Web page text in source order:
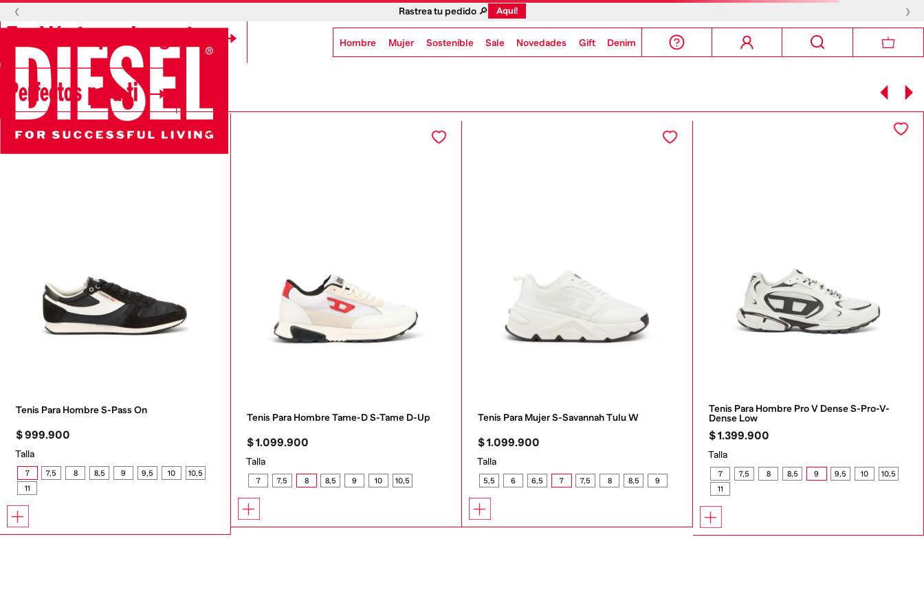
‹ Rastrea tu pedido 🔎 Aquí! ›
Hombre Mujer Sostenible Sale Novedades Gift Denim
Perfectos para ti
Tenis Para Hombre S-Pass On
$999.900
Talla
7 7,5 8 8,5 9 9,5 10
10,5
11
Tenis Para Hombre Tame-D S-Tame D-Up
$1.099.900
Talla
7 7,5 8 8,5 9 10 10,5
Tenis Para Mujer S-Savannah Tulu W
$1.099.900
Talla
5,5 6 6,5 7 7,5 8 8,5 9
Tenis Para Hombre Pro V Dense S-Pro-V-
Dense Low
$1.399.900
Talla
7 7,5 8 8,5 9 9,5 10
10,5
11